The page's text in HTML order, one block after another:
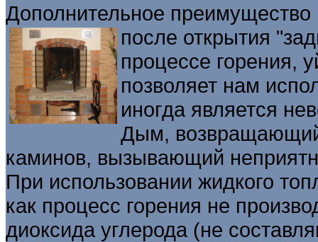
Дополнительное преимущество
после открытия
процессе горения,
позволяет нам
иногда является
Дым,
каминов, вызывающий
При использовании жидкого
как процесс горения не
диоксида углерода (не